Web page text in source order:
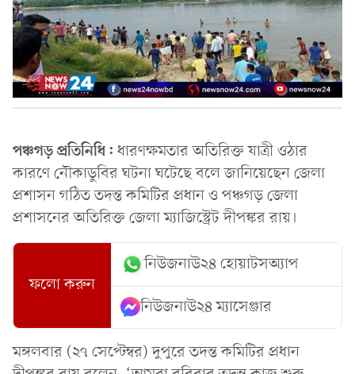
পঞ্চগড় প্রতিনিধি: ধারণক্ষমতার অতিরিক্ত যাত্রী ওঠার
কারণে নৌকাডুবির ঘটনা ঘটেছে বলে জানিয়েছেন জেলা
প্রশাসন গঠিত তদন্ত কমিটির প্রধান ও পঞ্চগড় জেলা
প্রশাসনের অতিরিক্ত জেলা ম্যাজিস্ট্রেট দীপঙ্কর রায়।
ফলো করুন
নিউজনাউ২৪ হোয়াটসঅ্যাপ
নিউজনাউ২৪ ম্যাসেঞ্জার
মঙ্গলবার (২৭ সেপ্টেম্বর) দুপুরে তদন্ত কমিটির প্রধান